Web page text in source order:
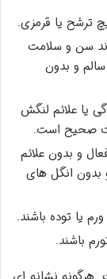
ترشح یا قرمزی.
سن و سلامت
و بدون
یا علائم لنگش
صحیح است.
و بدون علائم
بدون انگل های
یا توده باشند.
باشند.